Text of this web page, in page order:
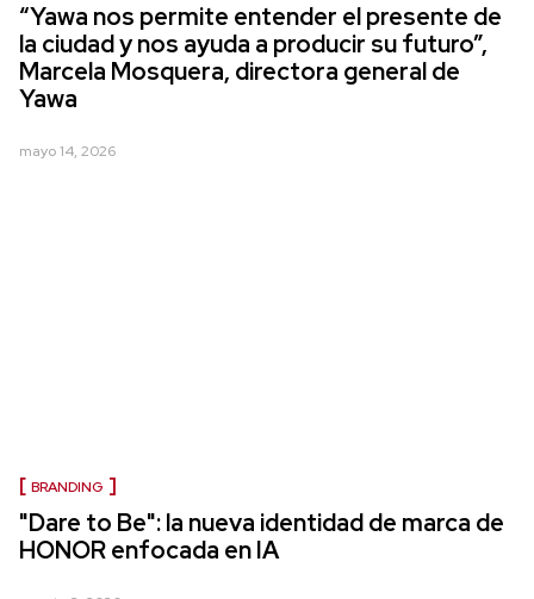
“Yawa nos permite entender el presente de
la ciudad y nos ayuda a producir su futuro”,
Marcela Mosquera, directora general de
Yawa
mayo 14, 2026
BRANDING
"Dare to Be": la nueva identidad de marca de
HONOR enfocada en IA